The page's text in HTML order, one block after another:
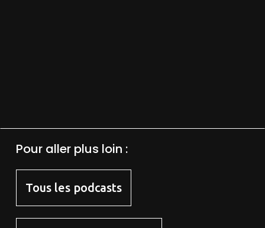
Pour aller plus loin :
Tous les podcasts